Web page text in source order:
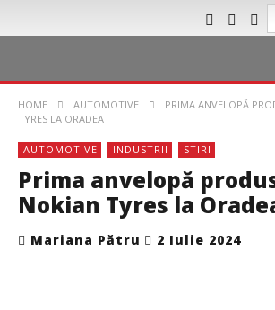
HOME AUTOMOTIVE
PRIMA ANVELOPĂ
TYRES LA ORADEA
AUTOMOTIVE INDUSTRII STIRI
Prima anvelopă
Nokian Tyres la
Mariana Pătru 2 Iulie 2024